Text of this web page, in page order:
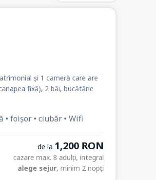
și 1 cameră care are
fixă), 2 băi, bucătărie
• foișor • ciubăr • Wifi
de la 1,200 RON
cazare max. 8 adulți, integral
alege sejur, minim 2 nopți